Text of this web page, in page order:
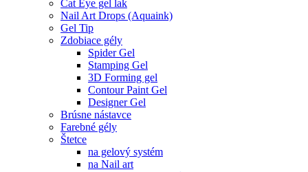
Cat Eye gel lak
Nail Art Drops (Aquaink)
Gel Tip
Zdobiace gély
Spider Gel
Stamping Gel
3D Forming gel
Contour Paint Gel
Designer Gel
Brúsne nástavce
Farebné gély
Štetce
na gelový systém
na Nail art